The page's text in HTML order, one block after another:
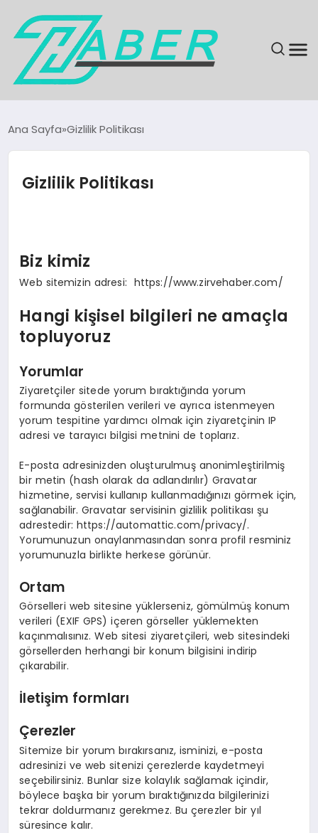
GÜNDEM
EKONOMI
EĞITIM
SAĞLIK
SPOR
TEKNOLOJI
Ana Sayfa Gizlilik Politikası
Gizlilik Politikası
Biz kimiz
Web sitemizin adresi: https://www.zirvehaber.com/
Hangi kişisel bilgileri ne amaçla
topluyoruz
Yorumlar
Ziyaretçiler sitede yorum bıraktığında yorum
formunda gösterilen verileri ve ayrıca istenmeyen
yorum tespitine yardımcı olmak için ziyaretçinin IP
adresi ve tarayıcı bilgisi metnini de toplarız.
E-posta adresinizden oluşturulmuş anonimleştirilmiş
bir metin (hash olarak da adlandırılır) Gravatar
hizmetine, servisi kullanıp kullanmadığınızı görmek için,
sağlanabilir. Gravatar servisinin gizlilik politikası şu
adrestedir: https://automattic.com/privacy/.
Yorumunuzun onaylanmasından sonra profil resminiz
yorumunuzla birlikte herkese görünür.
Ortam
Görselleri web sitesine yüklerseniz, gömülmüş konum
verileri (EXIF GPS) içeren görseller yüklemekten
kaçınmalısınız. Web sitesi ziyaretçileri, web sitesindeki
görsellerden herhangi bir konum bilgisini indirip
çıkarabilir.
İletişim formları
Çerezler
Sitemize bir yorum bırakırsanız, isminizi, e-posta
adresinizi ve web sitenizi çerezlerde kaydetmeyi
seçebilirsiniz. Bunlar size kolaylık sağlamak içindir,
böylece başka bir yorum bıraktığınızda bilgilerinizi
tekrar doldurmanız gerekmez. Bu çerezler bir yıl
süresince kalır.